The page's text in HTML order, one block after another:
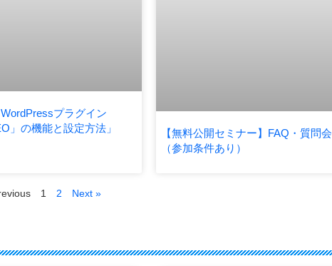
プラグイン
」の機能と設定方法」
【無料公開セミナー】FAQ・質問会
（参加条件あり）
1 2 Next »